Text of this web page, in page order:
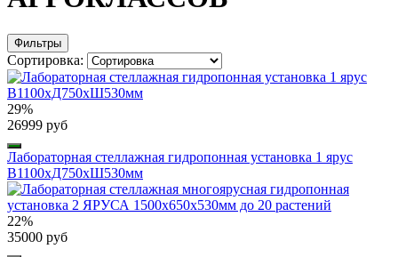
Фильтры
Сортировка:
29%
26999 руб
Лабораторная стеллажная гидропонная установка 1 ярус
B1100хД750хШ530мм
22%
35000 руб